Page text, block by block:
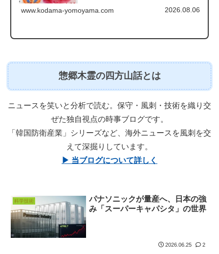
「豚は太らせ...
www.kodama-yomoyama.com 2026.08.06
惣郷木霊の四方山話とは
ニュースを笑いと分析で読む。保守・風刺・技術を織り交
ぜた独自視点の時事ブログです。
「韓国防衛産業」シリーズなど、海外ニュースを風刺を交
えて深掘りしています。
▶ 当ブログについて詳しく
科学技術
パナソニックが量産へ、日本の強
み「スーパーキャパシタ」の世界
2026.06.25 2